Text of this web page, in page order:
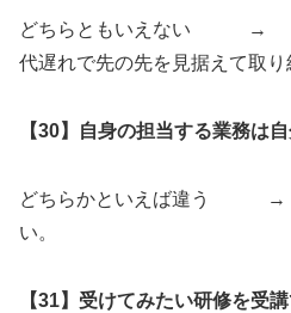
どちらともいえない →
代遅れで先の先を見据えて取り
【30】自身の担当する業務は
どちらかといえば違う
い。
【31】受けてみたい研修を受